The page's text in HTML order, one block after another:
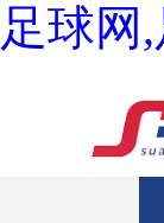
足球网,